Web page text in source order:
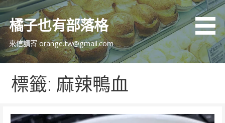
跳
主
內
橘子也有部落格
來信請寄 orange.tw@gmail.com
標籤: 麻辣鴨血